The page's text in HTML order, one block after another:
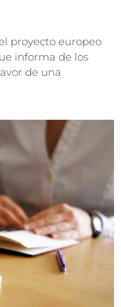
proyecto europeo
informa de los
de una